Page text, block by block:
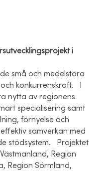
i
små och medelstora
konkurrenskraft. ​ ​ I
nytta av regionens
specialisering samt
förnyelse och
samverkan med
stödsystem. ​ ​ Projektet
Region
Region Sörmland,